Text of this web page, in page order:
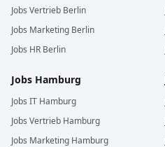
Jobs Vertrieb Berlin
Jobs Marketing Berlin
Jobs HR Berlin
Jobs Hamburg
Jobs IT Hamburg
Jobs Vertrieb Hamburg
Jobs Marketing Hamburg